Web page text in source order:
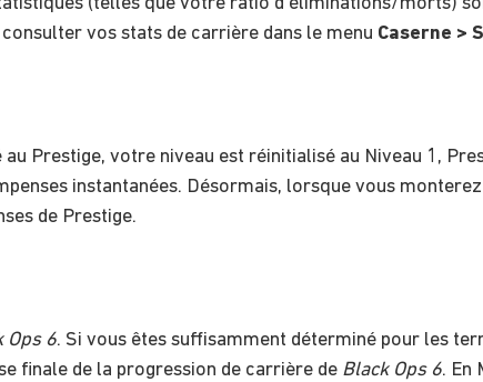
vos stats de carrière dans le menu Caserne >
Prestige, votre niveau est réinitialisé au Niveau 1,
instantanées. Désormais, lorsque vous
de Prestige.
Ops 6. Si vous êtes suffisamment déterminé pour les
finale de la progression de carrière de Black Ops 6. En